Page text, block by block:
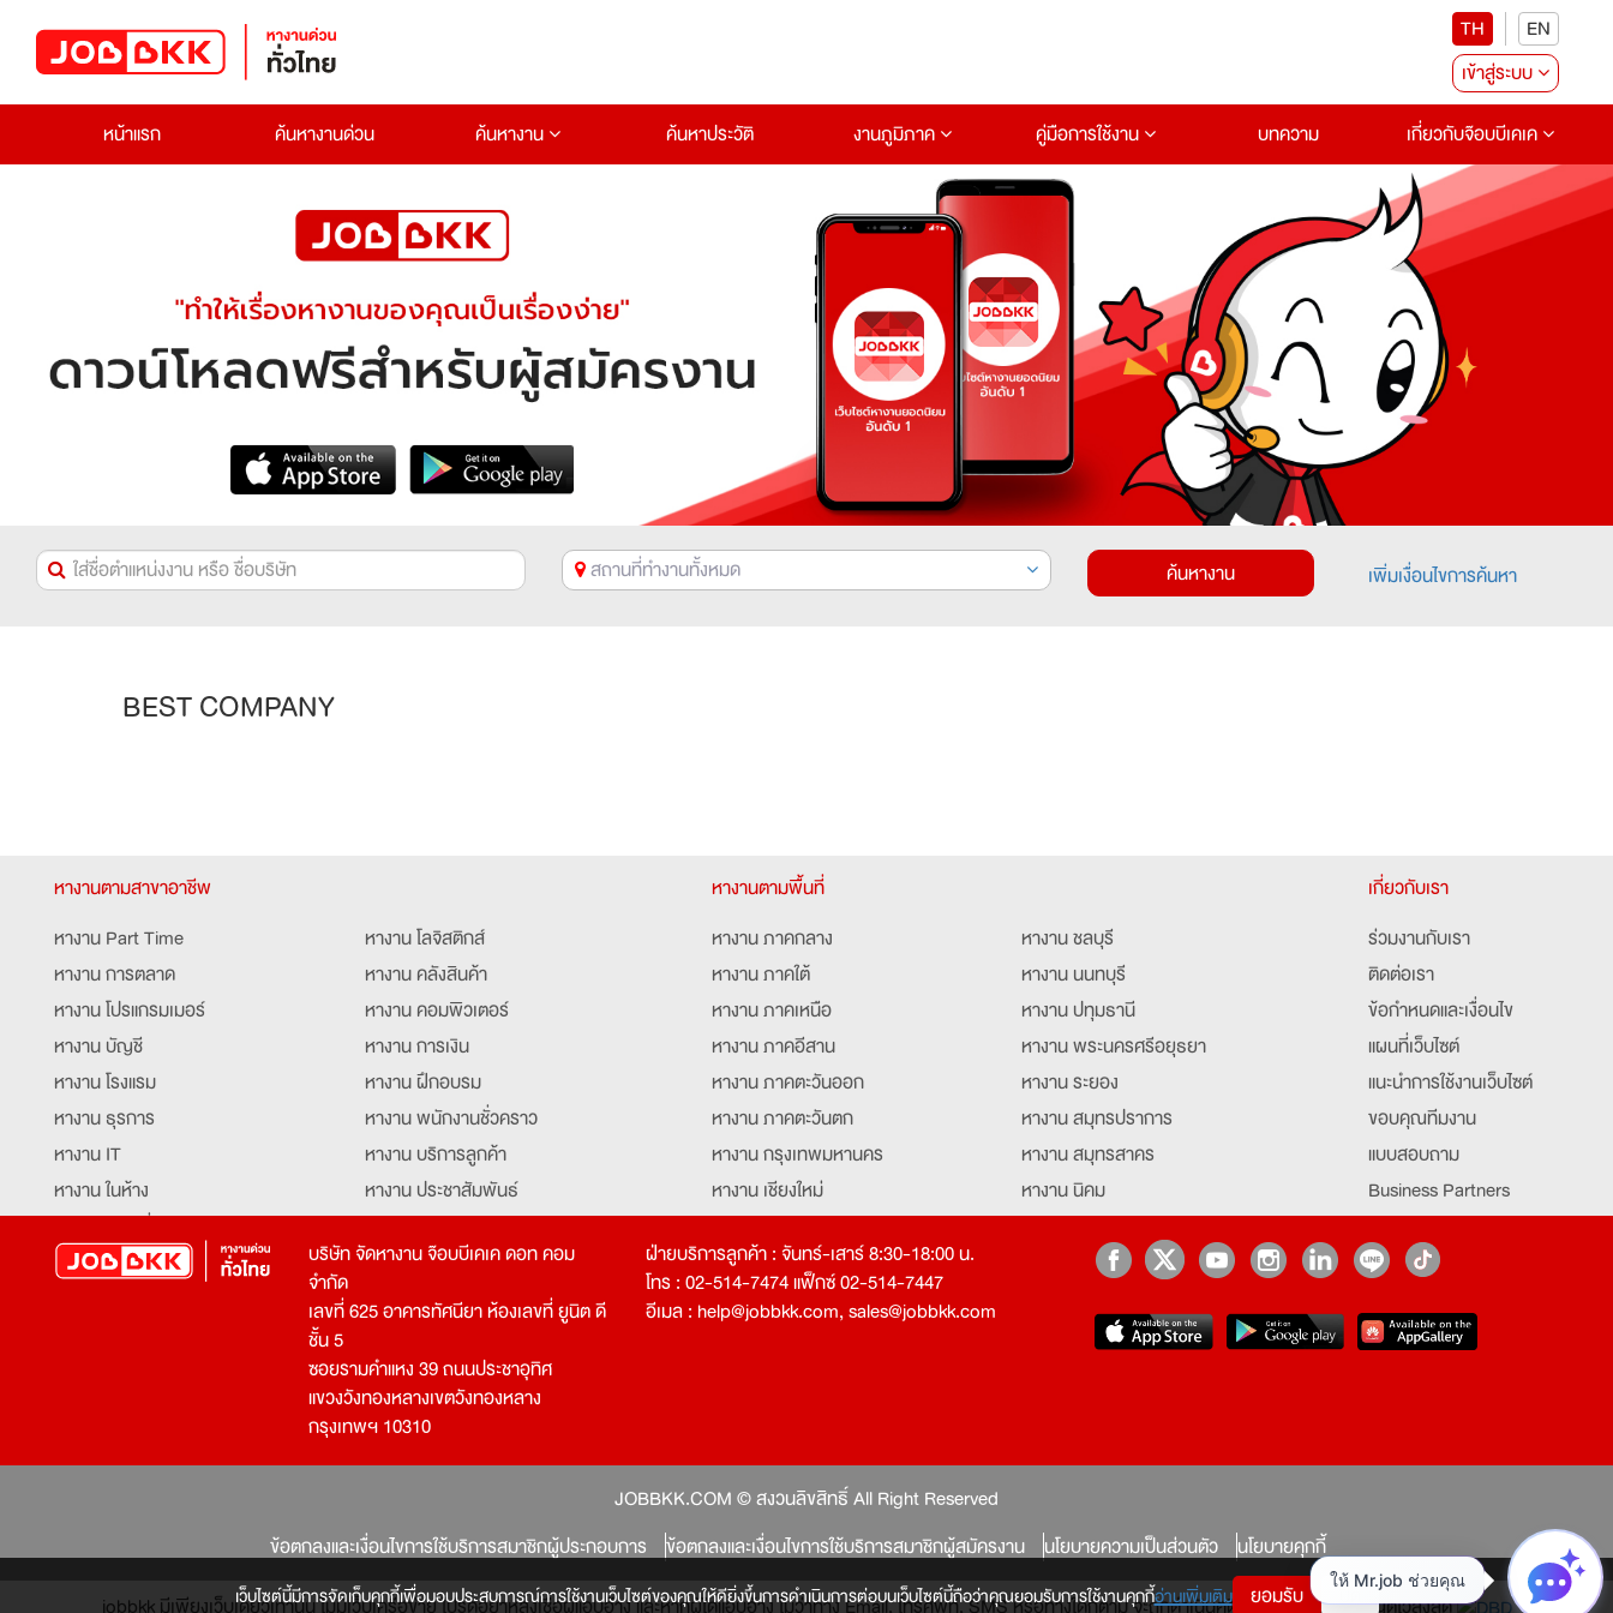
TH
EN
เข้าสู่ระบบ
หน้าแรก
ค้นหางานด่วน ค้นหางาน ค้นหาประวัติ งานภูมิภาค คู่มือการใช้งาน บทความ เกี่ยวกับจ๊อบบีเคเค
เว็บไซต์นี้มีการจัดเก็บคุกกี้เพื่อมอบประสบการณ์การใช้งานเว็บไซต์ของคุณให้ดียิ่งขึ้นการดำเนินการต่อบนเว็บไซต์นี้ถือว่าคุณยอมรับการใช้งานคุกกี้อ่านเพิ่มเติม ยอมรับ ปิด
สถานที่ทำงานทั้งหมด ค้นหางาน เพิ่มเงื่อนไขการค้นหา
BEST COMPANY
หางานตามสาขาอาชีพ
หางาน Part Time
หางาน การตลาด
หางาน โปรแกรมเมอร์
หางาน บัญชี
หางาน โรงแรม
หางาน ธุรการ
หางาน IT
หางาน ในห้าง
หางาน ท่องเที่ยว
หางาน จัดซื้อ
หางาน เจ้าหน้าที่รักษาความปลอดภัย
โปรแกรมเมอร์
หางาน โลจิสติกส์
หางาน คลังสินค้า
หางาน คอมพิวเตอร์
หางาน การเงิน
หางาน ฝึกอบรม
หางาน พนักงานชั่วคราว
หางาน บริการลูกค้า
หางาน ประชาสัมพันธ์
หางาน รับโทรศัพท์
หางาน ประสานงาน
หางาน จองตั๋ว
หางาน กุ๊ก
หางาน นักศึกษาฝึกงาน
หางาน Mobile Application
Developer
บริการสรรหาพนักงาน
บริษัทจัดหางาน
หางานตามพื้นที่
หางาน ภาคกลาง
หางาน ภาคใต้
หางาน ภาคเหนือ
หางาน ภาคอีสาน
หางาน ภาคตะวันออก
หางาน ภาคตะวันตก
หางาน กรุงเทพมหานคร
หางาน เชียงใหม่
หางาน ฉะเชิงเทรา
หางาน ชลบุรี
หางาน นนทบุรี
หางาน ปทุมธานี
หางาน พระนครศรีอยุธยา
หางาน ระยอง
หางาน สมุทรปราการ
หางาน สมุทรสาคร
หางาน นิคม
หางานอยุธยา
เกี่ยวกับเรา
ร่วมงานกับเรา
ติดต่อเรา
ข้อกำหนดและเงื่อนไข
แผนที่เว็บไซต์
แนะนำการใช้งานเว็บไซต์
ขอบคุณทีมงาน
แบบสอบถาม
Business Partners
Partner มหาวิทยาลัย
Job Index
job
บริษัท จัดหางาน จ๊อบบีเคเค ดอท คอม
จำกัด
เลขที่ 625 อาคารทัศนียา ห้องเลขที่ ยูนิต ดี
ชั้น 5
ซอยรามคำแหง 39 ถนนประชาอุทิศ
แขวงวังทองหลางเขตวังทองหลาง
กรุงเทพฯ 10310
ฝ่ายบริการลูกค้า : จันทร์-เสาร์ 8:30-18:00 น.
โทร : 02-514-7474 แฟ็กซ์ 02-514-7447
อีเมล : help@jobbkk.com,sales@jobbkk.com
JOBBKK.COM © สงวนลิขสิทธิ์ All Right Reserved
ข้อตกลงและเงื่อนไขการใช้บริการสมาชิกผู้ประกอบการ
ข้อตกลงและเงื่อนไขการใช้บริการสมาชิกผู้สมัครงาน นโยบายความเป็นส่วนตัว
นโยบายคุกกี้